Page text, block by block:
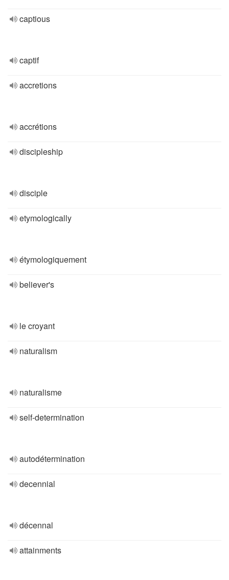
captious
captif
accretions
accrétions
discipleship
disciple
etymologically
étymologiquement
believer's
le croyant
naturalism
naturalisme
self-determination
autodétermination
decennial
décennal
attainments